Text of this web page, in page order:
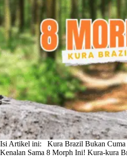
Isi Artikel ini: Kura Brazil Bukan
Kenalan Sama 8 Morph Ini! Kura-kura